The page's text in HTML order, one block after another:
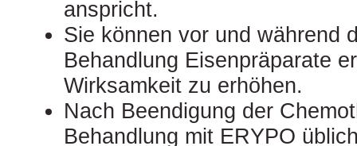
anspricht.
Sie können vor und während
Behandlung Eisenpräparate
Wirksamkeit zu erhöhen.
Nach Beendigung der
Behandlung mit ERYPO